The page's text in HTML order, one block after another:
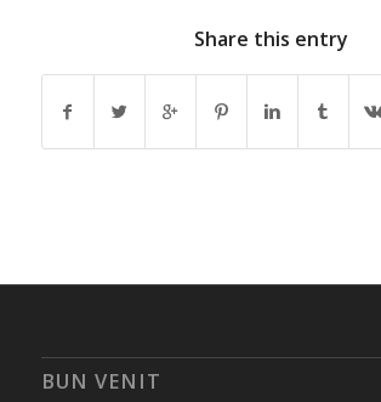
Share this entry
BUN VENIT